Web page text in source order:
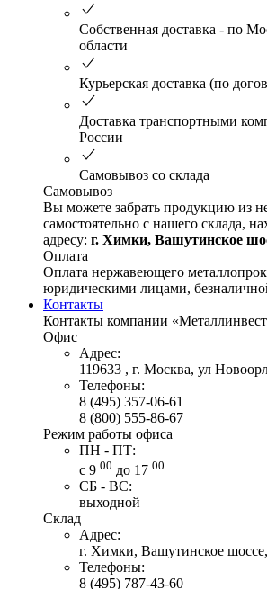
Собственная доставка - по
области
Курьерская доставка (по
Доставка транспортными
России
Самовывоз со склада
Самовывоз
Вы можете забрать продукцию из
самостоятельно с нашего склада,
адресу: г. Химки, Вашутинское
Оплата
Оплата нержавеющего
юридическими лицами,
Контакты
Контакты компании
Офис
Адрес:
119633 , г. Москва, ул
Телефоны:
8 (495) 357-06-61
8 (800) 555-86-67
Режим работы офиса
ПН - ПТ:
с 9 00 до 17 00
СБ - ВС:
выходной
Склад
Адрес:
г. Химки, Вашутинское
Телефоны:
8 (495) 787-43-60